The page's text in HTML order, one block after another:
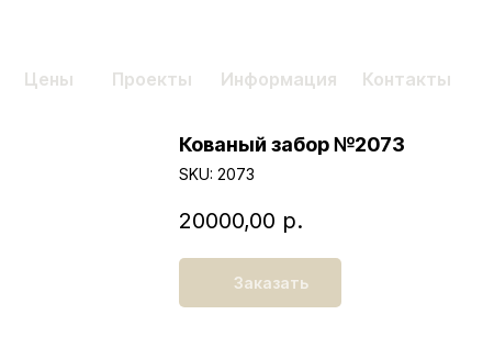
Проекты
Цены Контакты
Информация
Кованый забор №2073
SKU: 2073
20000,00 р.
Заказать